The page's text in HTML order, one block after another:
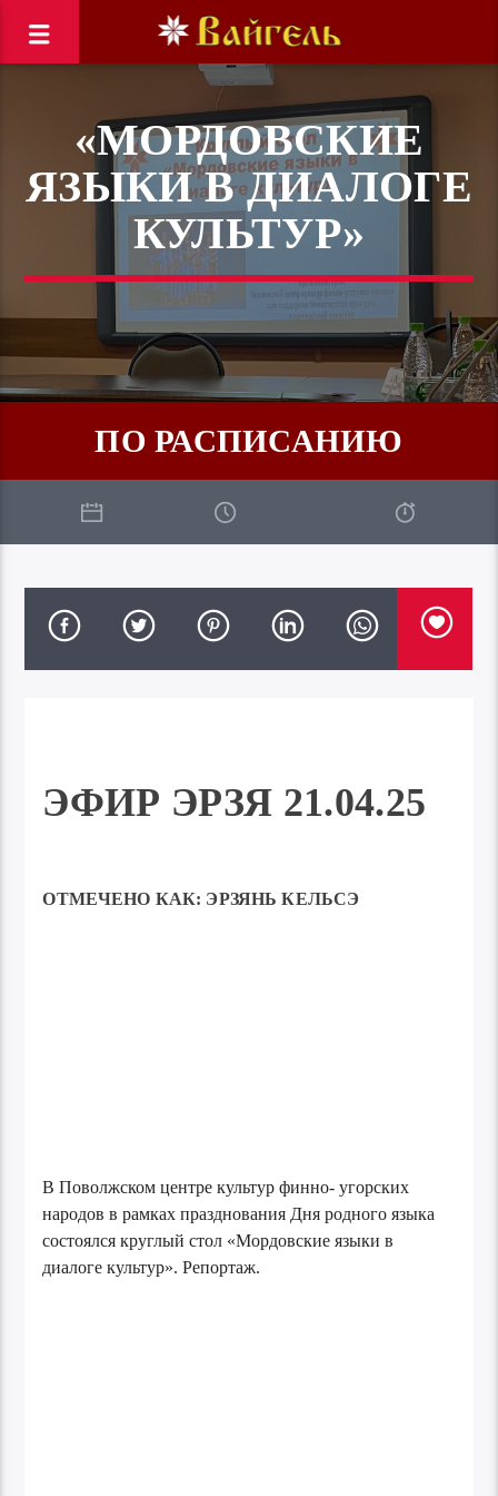
«МОРДОВСКИЕ
ЯЗЫКИ В ДИАЛОГЕ
КУЛЬТУР»
ПО РАСПИСАНИЮ
ЭФИР ЭРЗЯ 21.04.25
ОТМЕЧЕНО КАК: ЭРЗЯНЬ КЕЛЬСЭ
В Поволжском центре культур финно- угорских
народов в рамках празднования Дня родного языка
состоялся круглый стол «Мордовские языки в
диалоге культур». Репортаж.